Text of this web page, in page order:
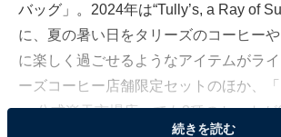
バッグ」。2024年は“Tully’s, a Ray of
に、夏の暑い日をタリーズのコーヒー
に楽しく過ごせるようなアイテムがラ
ーズコーヒー店舗限定セットのほか、
ー 公式楽天市場店」でも3種のセット
続きを読む